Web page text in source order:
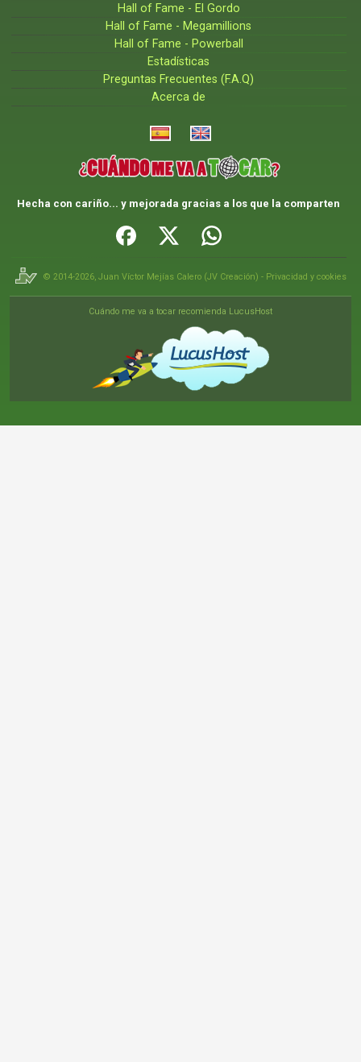
Hall of Fame - El Gordo
Hall of Fame - Megamillions
Hall of Fame - Powerball
Estadísticas
Preguntas Frecuentes (F.A.Q)
Acerca de
Hecha con cariño... y mejorada gracias a los que la comparten
© 2014-2026, Juan Víctor Mejías Calero(JV Creación) - Privacidad y cookies
Cuándo me va a tocar recomienda LucusHost